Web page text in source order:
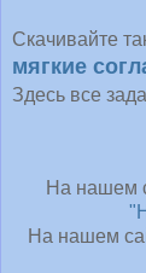
Скачивайте
мягкие
Здесь все
На нашем
На нашем